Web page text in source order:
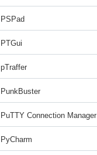
PSPad
PTGui
pTraffer
PunkBuster
PuTTY Connection Manager
PyCharm